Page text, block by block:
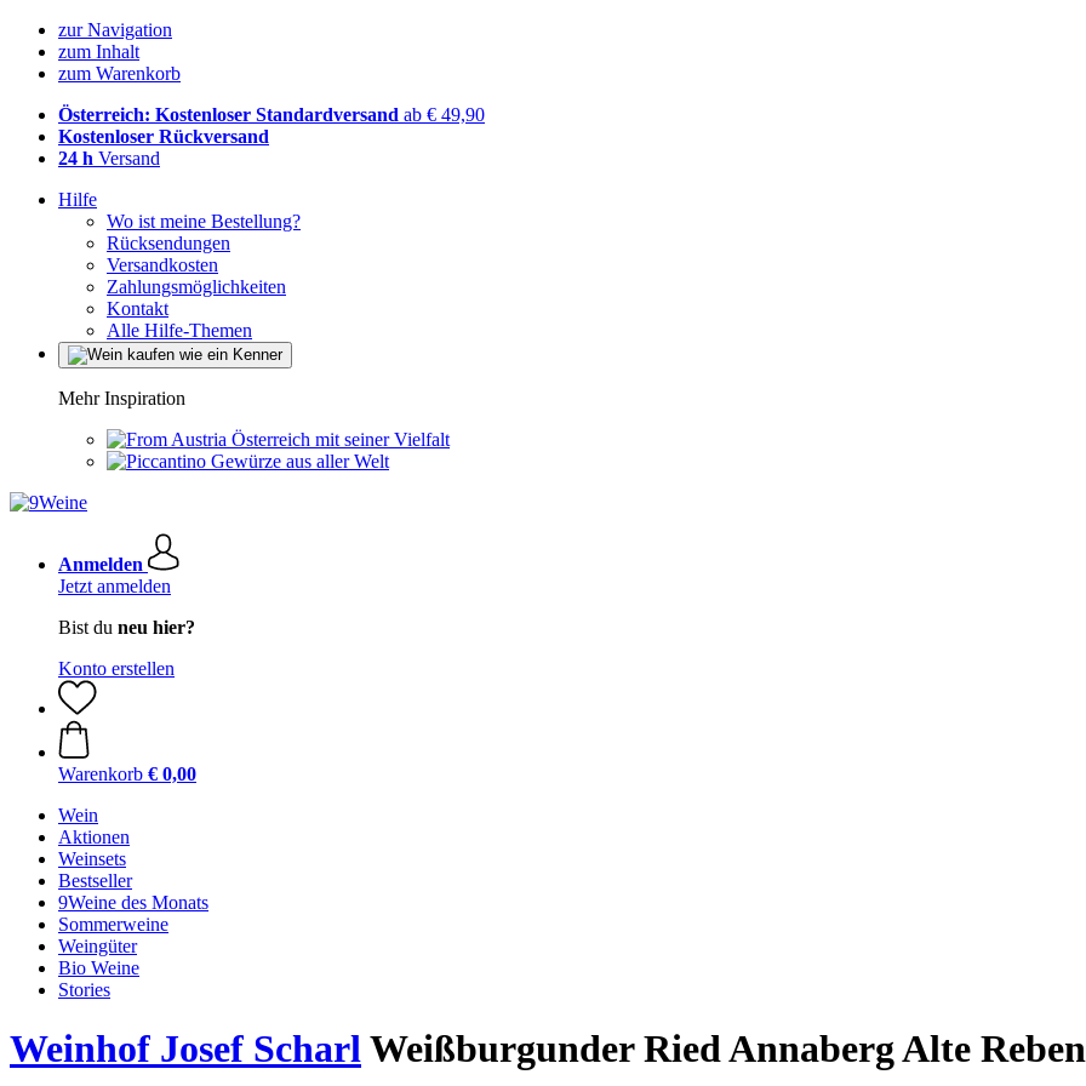
zur Navigation
zum Inhalt
zum Warenkorb
Österreich: Kostenloser Standardversand ab € 49,90
Kostenloser Rückversand
24 h Versand
Hilfe
Wo ist meine Bestellung?
Rücksendungen
Versandkosten
Zahlungsmöglichkeiten
Kontakt
Alle Hilfe-Themen
Mehr Inspiration
Österreich mit seiner Vielfalt
Gewürze aus aller Welt
Anmelden
Jetzt anmelden
Bist du neu hier?
Konto erstellen
Warenkorb € 0,00
Wein
Aktionen
Weinsets
Bestseller
9Weine des Monats
Sommerweine
Weingüter
Bio Weine
Stories
Weinhof Josef ScharlWeißburgunder Ried Annaberg Alte